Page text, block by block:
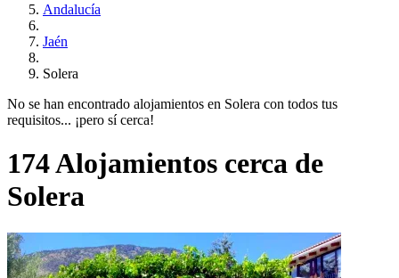
Andalucía
Jaén
Solera
No se han encontrado alojamientos en Solera con todos tus
requisitos... ¡pero sí cerca!
174 Alojamientos cerca de
Solera